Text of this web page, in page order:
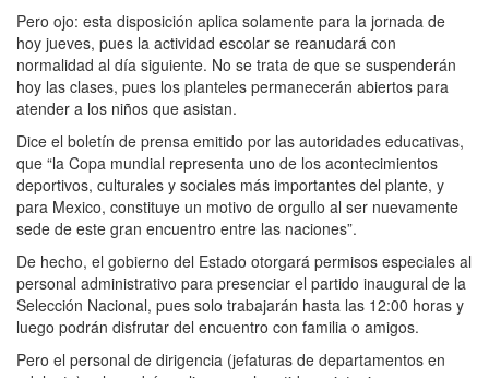
Pero ojo: esta disposición aplica solamente para la jornada de
hoy jueves, pues la actividad escolar se reanudará con
normalidad al día siguiente. No se trata de que se suspenderán
hoy las clases, pues los planteles permanecerán abiertos para
atender a los niños que asistan.
Dice el boletín de prensa emitido por las autoridades educativas,
que “la Copa mundial representa uno de los acontecimientos
deportivos, culturales y sociales más importantes del plante, y
para Mexico, constituye un motivo de orgullo al ser nuevamente
sede de este gran encuentro entre las naciones”.
De hecho, el gobierno del Estado otorgará permisos especiales al
personal administrativo para presenciar el partido inaugural de la
Selección Nacional, pues solo trabajarán hasta las 12:00 horas y
luego podrán disfrutar del encuentro con familia o amigos.
Pero el personal de dirigencia (jefaturas de departamentos en